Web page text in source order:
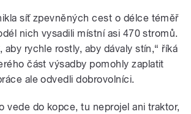
síť zpevněných cest o délce téměř
nich vysadili místní asi 470 stromů.
aby rychle rostly, aby dávaly stín,“ říká
část výsadby pomohly zaplatit
aleodvedli dobrovolníci.
vede do kopce, tu neprojel ani traktor,